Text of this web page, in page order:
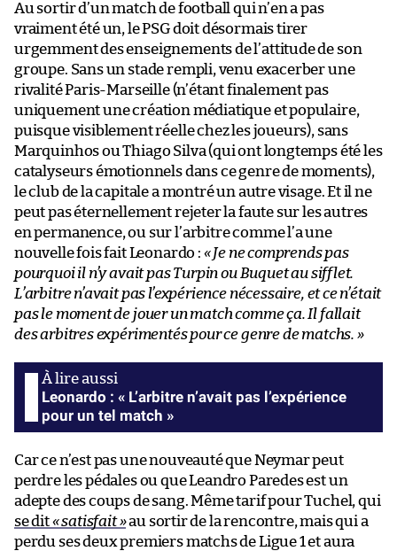
Au sortir d’un match de football qui n’en a pas
vraiment été un, le PSG doit désormais tirer
urgemment des enseignements de l’attitude de son
groupe. Sans un stade rempli, venu exacerber une
rivalité Paris-Marseille (n’étant finalement pas
uniquement une création médiatique et populaire,
puisque visiblement réelle chez les joueurs), sans
Marquinhos ou Thiago Silva (qui ont longtemps été les
catalyseurs émotionnels dans ce genre de moments),
le club de la capitale a montré un autre visage. Et il ne
peut pas éternellement rejeter la faute sur les autres
en permanence, ou sur l’arbitre comme l’a une
nouvelle fois fait Leonardo : « Je ne comprends pas
pourquoi il n’y avait pas Turpin ou Buquet au sifflet.
L’arbitre n’avait pas l’expérience nécessaire, et ce n’était
pas le moment de jouer un match comme ça. Il fallait
des arbitres expérimentés pour ce genre de matchs. »
Leonardo : « L’arbitre n’avait pas l’expérience
pour un tel match »
Car ce n’est pas une nouveauté que Neymar peut
perdre les pédales ou que Leandro Paredes est un
adepte des coups de sang. Même tarif pour Tuchel, qui
se dit« satisfait »au sortir de la rencontre, mais qui a
perdu ses deux premiers matchs de Ligue 1 et aura